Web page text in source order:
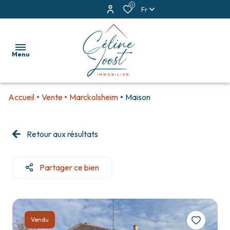
0 Fr
Menu
estimation
mail
Accueil Vente Marckolsheim Maison
Retour aux résultats
Partager ce bien
Vendu